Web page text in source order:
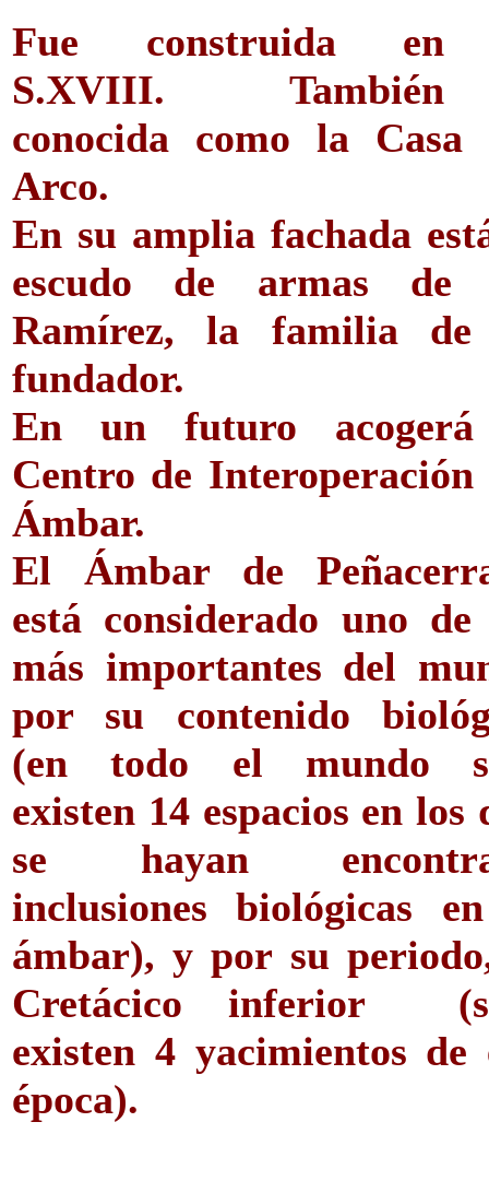
Fue construida
S.XVIII. También
conocida como la Casa
Arco.
En su amplia fachada
escudo de armas de
Ramírez, la familia de
fundador.
En un futuro
Centro de Interoperación
Ámbar.
El Ámbar de
está considerado uno de
más importantes del
por su contenido
(en todo el mundo
existen 14 espacios en los
se hayan
inclusiones biológicas
ámbar), y por su
Cretácico inferior
existen 4 yacimientos de
época).